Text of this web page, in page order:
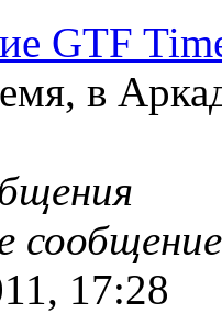
GTF
в
сообщение
17:28